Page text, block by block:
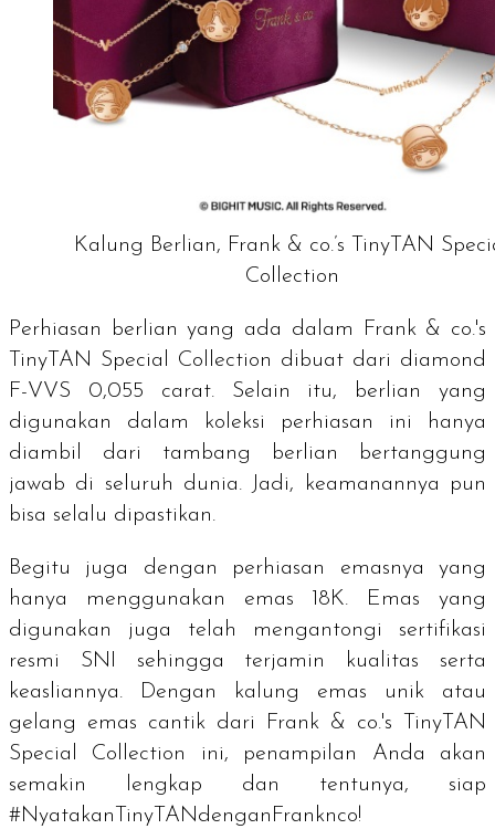
Kalung Berlian, Frank & co.’s TinyTAN
Collection
Perhiasan berlian yang ada dalam Frank & co.'s
TinyTAN Special Collection dibuat dari diamond
F-VVS 0,055 carat. Selain itu, berlian yang
digunakan dalam koleksi perhiasan ini hanya
diambil dari tambang berlian bertanggung
jawab di seluruh dunia. Jadi, keamanannya pun
bisa selalu dipastikan.
Begitu juga dengan perhiasan emasnya yang
hanya menggunakan emas 18K. Emas yang
digunakan juga telah mengantongi sertifikasi
resmi SNI sehingga terjamin kualitas serta
keasliannya. Dengan kalung emas unik atau
gelang emas cantik dari Frank & co.'s TinyTAN
Special Collection
ini, penampilan Anda akan
semakin lengkap dan tentunya, siap
#NyatakanTinyTANdenganFranknco!